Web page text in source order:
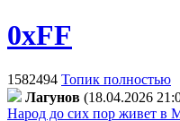
0xFF
1582494 Топик полностью
Лaгyнoв (18.04.2026
Народ до сих пор живет в